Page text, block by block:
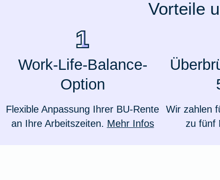
Valorenversicherung
Zur Produktübersicht
Vorteile
Work-Life-Balance-
Option
Flexible Anpassung Ihrer BU-Rente
an Ihre Arbeitszeiten. Mehr Infos
Wir zahlen
zu fünf